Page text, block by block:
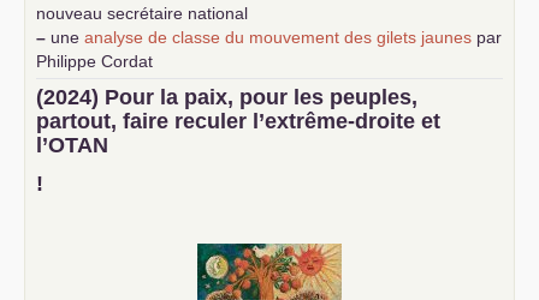
nouveau secrétaire national
– une analyse de classe du mouvement des gilets jaunes par
Philippe Cordat
–
un texte de Jean-Claude Delaunay
le marxisme est la
science sociale de notre temps
–un appel proposé aux partis communistes et ouvrier
d’Europe
–
(2024) Pour la paix, pour les peuples,
partout, faire reculer l’extrême-droite et
l’OTAN
!